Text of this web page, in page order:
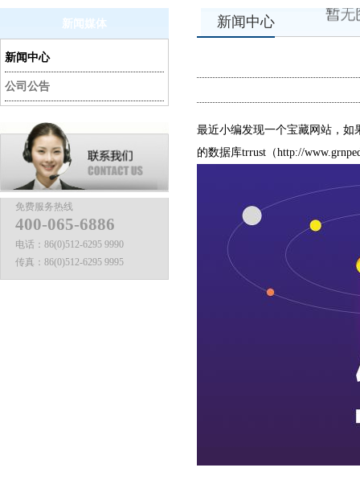
新闻媒体
新闻中心
公司公告
免费服务热线
400-065-6886
电话： 86(0)512-6295 9990
传真： 86(0)512-6295 9995
新闻中心
最近小编发现一个宝藏网站，
的数据库trrust（http://